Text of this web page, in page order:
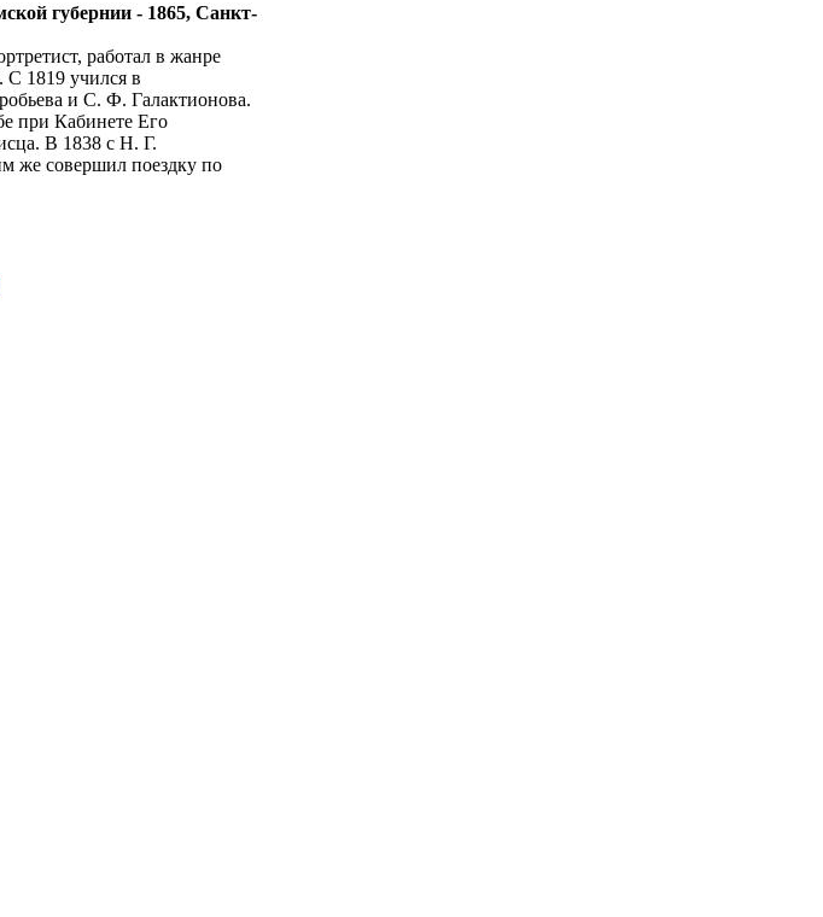
губернии - 1865, Санкт-
работал в жанре
1819 учился в
и С. Ф. Галактионова.
при Кабинете Его
В 1838 с Н. Г.
же совершил поездку по